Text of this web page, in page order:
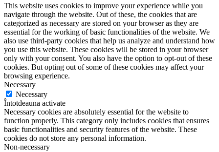
This website uses cookies to improve your experience while you
navigate through the website. Out of these, the cookies that are
categorized as necessary are stored on your browser as they are
essential for the working of basic functionalities of the website. We
also use third-party cookies that help us analyze and understand how
you use this website. These cookies will be stored in your browser
only with your consent. You also have the option to opt-out of these
cookies. But opting out of some of these cookies may affect your
browsing experience.
Necessary
Necessary
Întotdeauna activate
Necessary cookies are absolutely essential for the website to
function properly. This category only includes cookies that ensures
basic functionalities and security features of the website. These
cookies do not store any personal information.
Non-necessary